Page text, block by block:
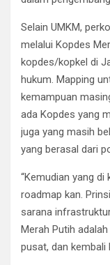
Selain UMKM,
melalui Kopdes
kopdes/kopkel di
hukum. Mapping
kemampuan
ada Kopdes yang
juga yang masih
yang berasal dari
“Kemudian yang di
roadmap kan.
sarana
Merah Putih
pusat, dan kembali